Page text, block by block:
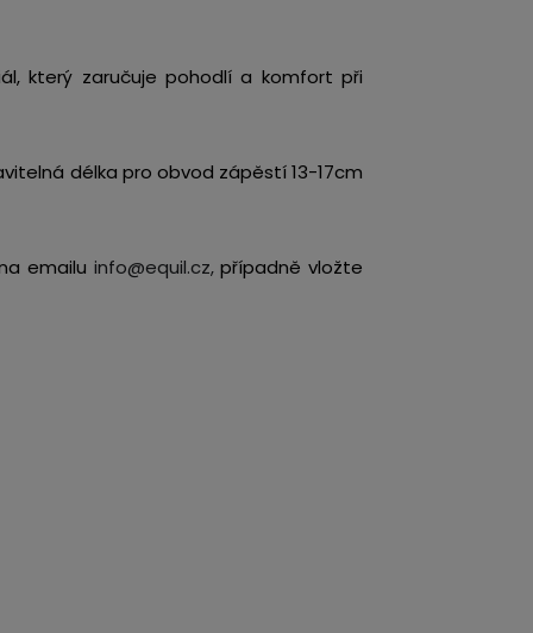
který zaručuje pohodlí a komfort při
délka pro obvod zápěstí 13-17cm
emailu info@equil.cz,případně vložte